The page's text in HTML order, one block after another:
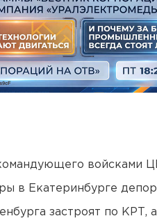
командующего войсками
в Екатеринбурге
застроят по КРТ,